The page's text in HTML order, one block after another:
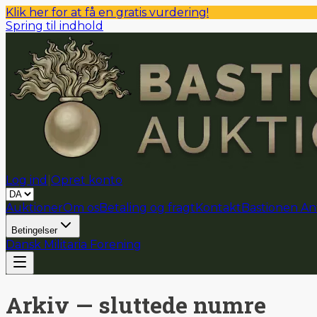
Klik her for at få en gratis vurdering!
Spring til indhold
Log ind Opret konto
AuktionerOm osBetaling og fragtKontaktBastionen
Betingelser
Dansk Militaria Forening
Arkiv — sluttede numre